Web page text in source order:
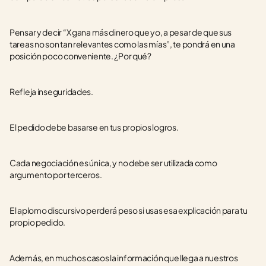
Pensar y decir “X gana más dinero que yo, a pesar de que sus
tareas no son tan relevantes como las mías”, te pondrá en una
posición poco conveniente. ¿Por qué?
Refleja inseguridades.
El pedido debe basarse en tus propios logros.
Cada negociación es única, y no debe ser utilizada como
argumento por terceros.
El aplomo discursivo perderá peso si usas esa explicación para tu
propio pedido.
Además, en muchos casos la información que llega a nuestros